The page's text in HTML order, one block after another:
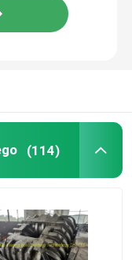
z karuzelą
sztucznych
(114)